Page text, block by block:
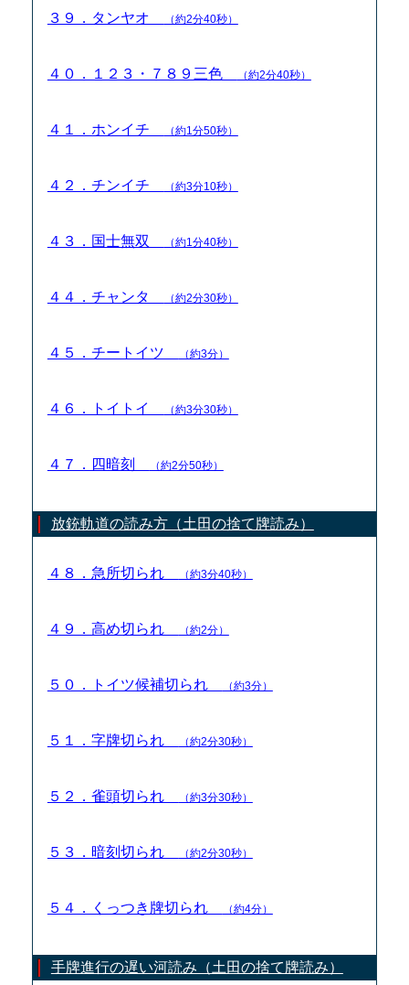
３９．タンヤオ （約2分40秒）
４０．１２３・７８９三色 （約2分40秒）
４１．ホンイチ （約1分50秒）
４２．チンイチ （約3分10秒）
４３．国士無双 （約1分40秒）
４４．チャンタ （約2分30秒）
４５．チートイツ （約3分）
４６．トイトイ （約3分30秒）
４７．四暗刻 （約2分50秒）
放銃軌道の読み方（土田の捨て牌読み）
４８．急所切られ （約3分40秒）
４９．高め切られ （約2分）
５０．トイツ候補切られ （約3分）
５１．字牌切られ （約2分30秒）
５２．雀頭切られ （約3分30秒）
５３．暗刻切られ （約2分30秒）
５４．くっつき牌切られ （約4分）
手牌進行の遅い河読み（土田の捨て牌読み）